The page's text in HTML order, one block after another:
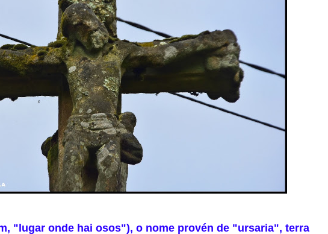
onde hai osos"), o nome provén de "ursaria", terra